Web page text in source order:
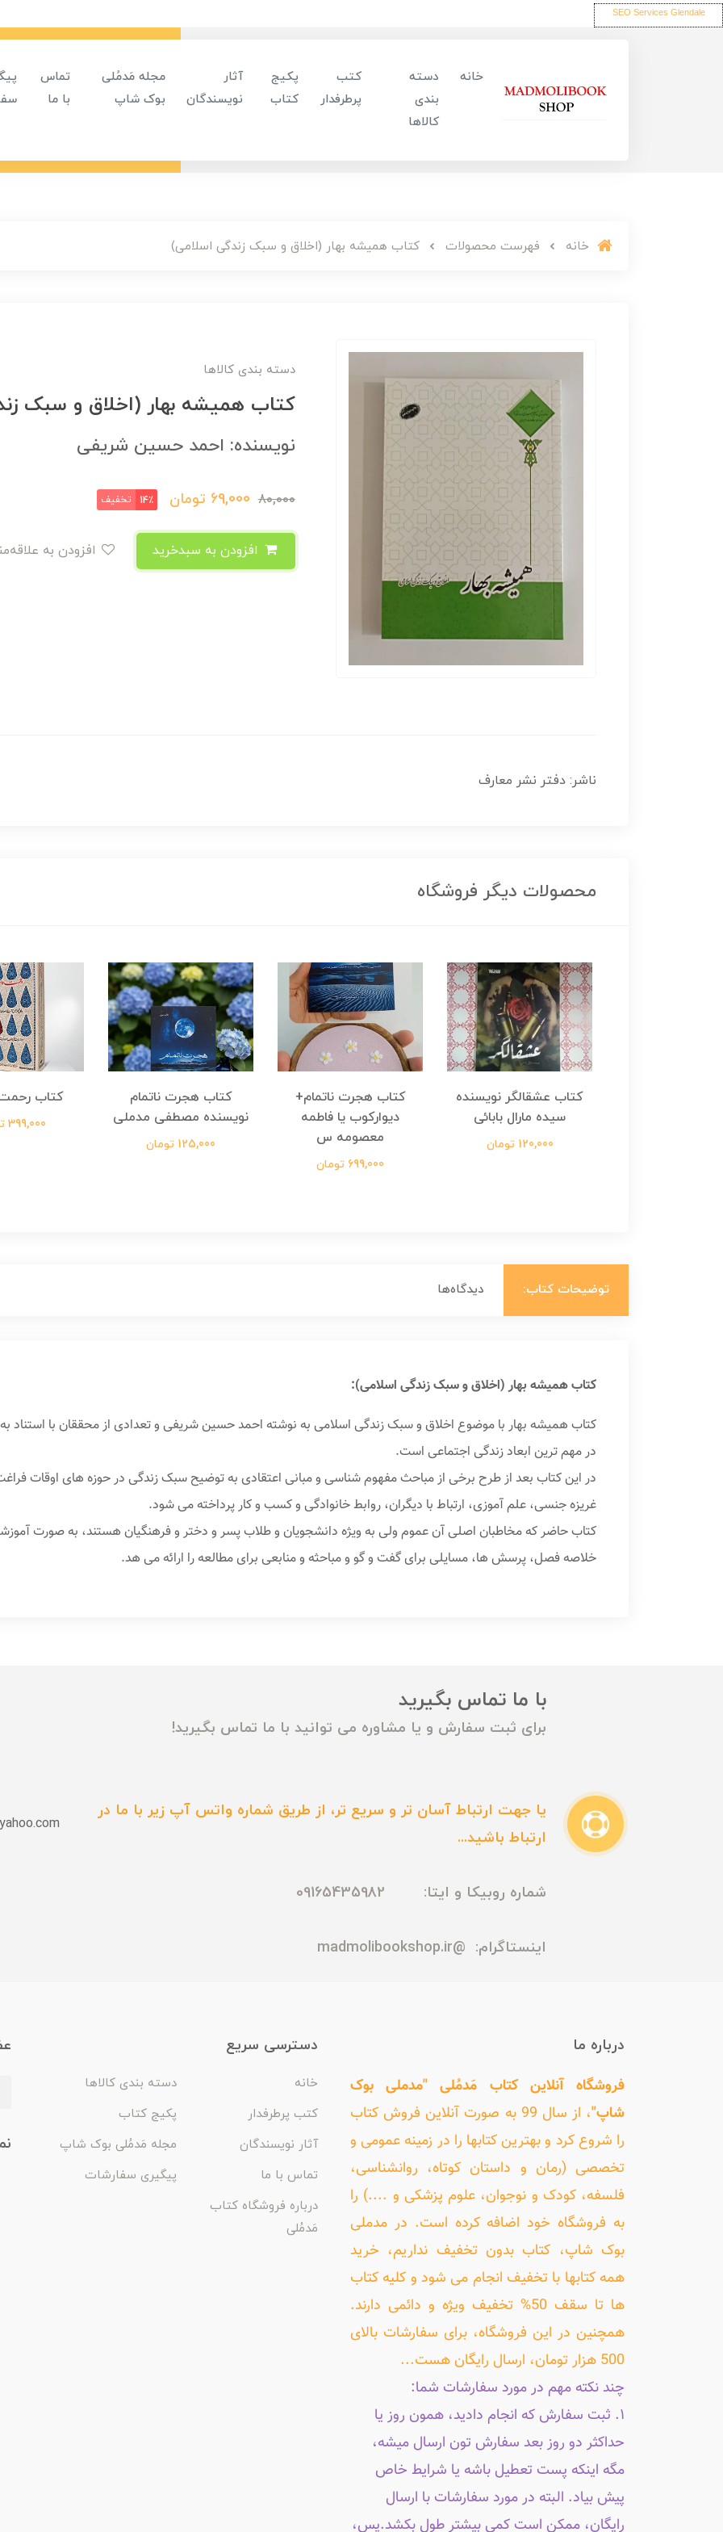
SEO Services Glendale
خانه
دسته
بندی
کالاها
کتب
پرطرفدار
پکیج
کتاب
آثار
نویسندگان
مجله مَدمُلی
بوک شاپ
تماس
با ما
خانه فهرست محصولات کتاب همیشه بهار (اخلاق و سبک زندگی اسلامی)
دسته بندی کالاها
کتاب همیشه بهار (اخلاق و سبک
نویسنده: احمد حسین شریفی
80,000
69,000 تومان 14٪ تخفیف
ناشر: دفتر نشر معارف
محصولات دیگر فروشگاه
کتاب عشقالگر نویسنده
سیده مارال بابائی
120,000 تومان
کتاب هجرت ناتمام+
دیوارکوب یا فاطمه
معصومه س
699,000 تومان
کتاب هجرت ناتمام
نویسنده مصطفی مدملی
125,000 تومان
کتاب
399,000 تومان
توضیحات کتاب: دیدگاه‌ها
کتاب همیشه بهار (اخلاق و سبک زندگی اسلامی):
کتاب همیشه بهار با موضوع اخلاق و سبک زندگی اسلامی به نوشته احمد حسین شریفی و تعدادی از محققان با استناد
در مهم ترین ابعاد زندگی اجتماعی است.
در این کتاب بعد از طرح برخی از مباحث مفهوم شناسی و مبانی اعتقادی به توضیح سبک زندگی در حوزه های اوقات
غریزه جنسی، علم آموزی، ارتباط با دیگران، روابط خانوادگی و کسب و کار پرداخته می شود.
کتاب حاضر که مخاطبان اصلی آن عموم ولی به ویژه دانشجویان و طلاب پسر و دختر و فرهنگیان هستند، به صورت
خلاصه فصل، پرسش ها، مسایلی برای گفت و گو و مباحثه و منابعی برای مطالعه را ارائه می هد.
با ما تماس بگیرید
برای ثبت سفارش و یا مشاوره می توانید با ما تماس بگیرید!
یا جهت ارتباط آسان تر و سریع تر، از طریق شماره واتس آپ زیر با ما در
ارتباط باشید...
شماره روبیکا و ایتا: 09165435982
اینستاگرام: @madmolibookshop.ir
درباره ما
فروشگاه آنلاین کتاب مَدمُلی "مدملی بوک
شاپ"
، از سال 99 به صورت آنلاین فروش کتاب
را شروع کرد و بهترین کتابها را در زمینه عمومی و
تخصصی (رمان و داستان کوتاه، روانشناسی،
فلسفه، کودک و نوجوان، علوم پزشکی و ....) را
به فروشگاه خود اضافه کرده است. در مدملی
بوک شاپ، کتاب بدون تخفیف نداریم، خرید
همه کتابها با تخفیف انجام می شود و کلیه کتاب
ها تا سقف 50% تخفیف ویژه و دائمی دارند.
همچنین در این فروشگاه، برای سفارشات بالای
500 هزار تومان، ارسال رایگان هست...
چند نکته مهم در مورد سفارشات شما:
۱. ثبت سفارش که انجام دادید، همون روز یا
حداکثر دو روز بعد سفارش تون ارسال میشه،
مگه اینکه پست تعطیل باشه یا شرایط خاص
پیش بیاد. البته در مورد سفارشات با ارسال
رایگان، ممکن است کمی بیشتر طول بکشد.پس،
دسترسی سریع
خانه
دسته بندی کالاها
کتب پرطرفدار
پکیج کتاب
آثار نویسندگان
مجله مَدمُلی بوک شاپ
تماس با ما
پیگیری سفارشات
درباره فروشگاه کتاب
مَدمُلی